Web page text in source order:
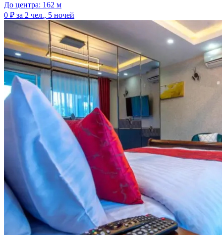
До центра: 162 м
0 ₽ за 2 чел., 5 ночей